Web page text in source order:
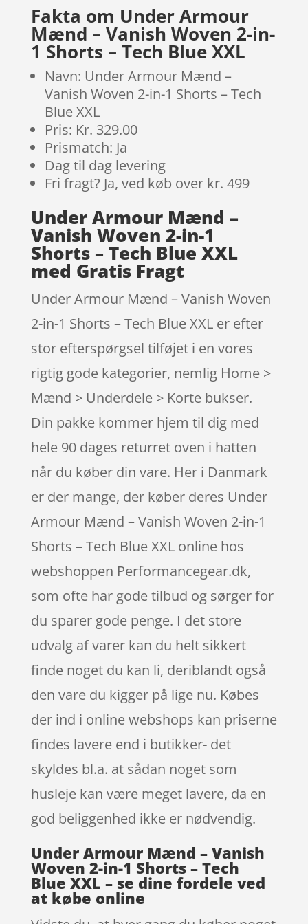
mmelser
Fakta om Under Armour
Mænd – Vanish Woven 2-in-
1 Shorts – Tech Blue XXL
Navn: Under Armour Mænd –
Vanish Woven 2-in-1 Shorts – Tech
Blue XXL
Pris: Kr. 329.00
Prismatch: Ja
Dag til dag levering
Fri fragt? Ja, ved køb over kr. 499
Under Armour Mænd –
Vanish Woven 2-in-1
Shorts – Tech Blue XXL
med Gratis Fragt
Under Armour Mænd – Vanish Woven
2-in-1 Shorts – Tech Blue XXL er efter
stor efterspørgsel tilføjet i en vores
rigtig gode kategorier, nemlig Home >
Mænd > Underdele > Korte bukser.
Din pakke kommer hjem til dig med
hele 90 dages returret oven i hatten
når du køber din vare. Her i Danmark
er der mange, der køber deres Under
Armour Mænd – Vanish Woven 2-in-1
Shorts – Tech Blue XXL online hos
webshoppen Performancegear.dk,
som ofte har gode tilbud og sørger for
du sparer gode penge. I det store
udvalg af varer kan du helt sikkert
finde noget du kan li, deriblandt også
den vare du kigger på lige nu. Købes
der ind i online webshops kan priserne
findes lavere end i butikker- det
skyldes bl.a. at sådan noget som
husleje kan være meget lavere, da en
god beliggenhed ikke er nødvendig.
Under Armour Mænd – Vanish
Woven 2-in-1 Shorts – Tech
Blue XXL – se dine fordele ved
at købe online